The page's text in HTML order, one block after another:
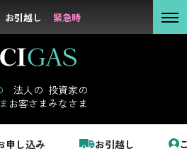
お引越し 緊急時
法人の
お客さま
投資家の
みなさま
申し込み お引越し
お引越し 緊急時
お客さま